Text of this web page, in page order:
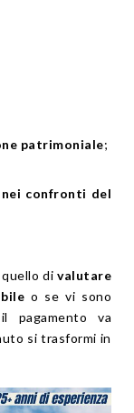
patrimoniale;
confronti del
di valutare
o se vi sono
pagamento va
si trasformi in